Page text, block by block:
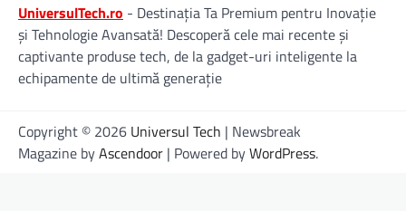
UniversulTech.ro - Destinația Ta Premium pentru Inovație
și Tehnologie Avansată! Descoperă cele mai recente și
captivante produse tech, de la gadget-uri inteligente la
echipamente de ultimă generație
Copyright © 2026 Universul Tech | Newsbreak
Magazine byAscendoor | Powered byWordPress.